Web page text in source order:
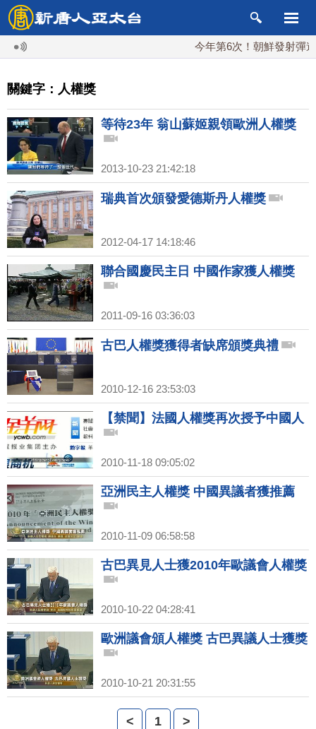
今年第6次！朝鮮發射彈道
關鍵字：人權獎
等待23年 翁山蘇姬親領歐洲人權獎
2013-10-23 21:42:18
瑞典首次頒發愛德斯丹人權獎
2012-04-17 14:18:46
聯合國慶民主日 中國作家獲人權獎
2011-09-16 03:36:03
古巴人權獎獲得者缺席頒獎典禮
2010-12-16 23:53:03
【禁聞】法國人權獎再次授予中國人
2010-11-18 09:05:02
亞洲民主人權獎 中國異議者獲推薦
2010-11-09 06:58:58
古巴異見人士獲2010年歐議會人權獎
2010-10-22 04:28:41
歐洲議會頒人權獎 古巴異議人士獲獎
2010-10-21 20:31:55
< 1 >